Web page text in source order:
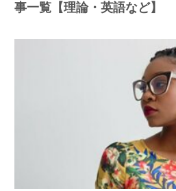
事一覧【理論・英語など】